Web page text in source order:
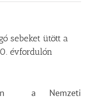
sebeket ütött a
évfordulón
a Nemzeti